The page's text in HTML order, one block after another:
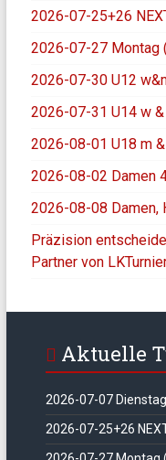
2026-07-25+26
2026-07-27 Montag
2026-07-30 U12
2026-07-31 U14 w
2026-08-01 U18 m
2026-08-02 Damen
2026-08-08 Damen,
Präzision
Partner von
Aktuelle
2026-07-07
2026-07-25+26